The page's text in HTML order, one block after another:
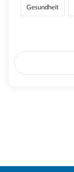
Gesundheit